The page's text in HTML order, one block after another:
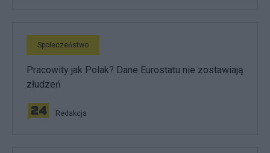
Społeczeństwo
Pracowity jak Polak? Dane Eurostatu nie zostawiają
złudzeń
Redakcja